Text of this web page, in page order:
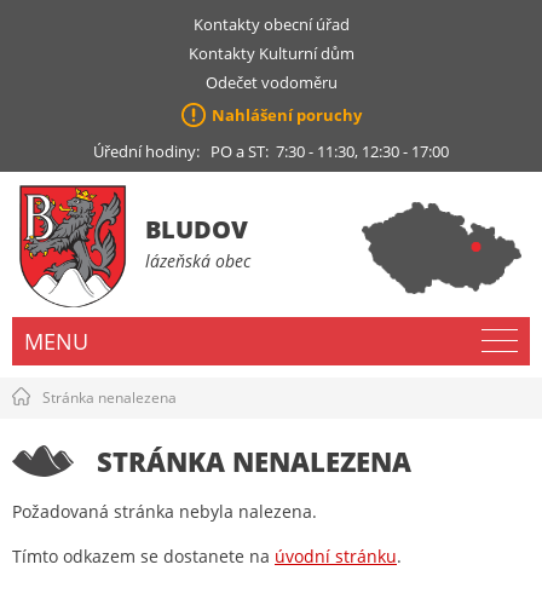
Kontakty obecní úřad
Kontakty Kulturní dům
Odečet vodoměru
Nahlášení poruchy
Úřední hodiny: PO a ST: 7:30 - 11:30, 12:30 - 17:00
BLUDOV
lázeňská obec
MENU
Stránka nenalezena
STRÁNKA NENALEZENA
Požadovaná stránka nebyla nalezena.
Tímto odkazem se dostanete na úvodní stránku.